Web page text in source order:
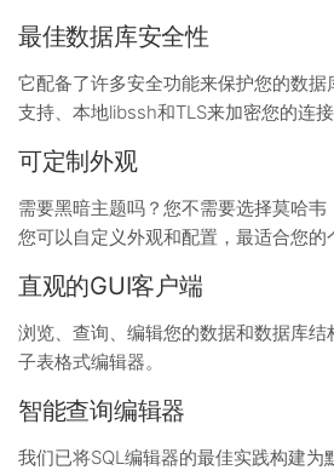
最佳数据库安全性
它配备了许多安全功能来保护您的数据
支持、本地libssh和TLS来加密您的连接
可定制外观
需要黑暗主题吗？您不需要选择莫哈韦
您可以自定义外观和配置，最适合您的
直观的GUI客户端
浏览、查询、编辑您的数据和数据库
子表格式编辑器。
智能查询编辑器
我们已将SQL编辑器的最佳实践构建为